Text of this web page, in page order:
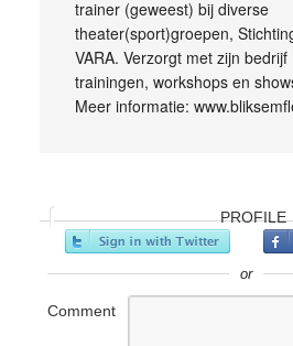
trainer (geweest) bij diverse
theater(sport)groepen,
VARA. Verzorgt met zijn bedrijf
trainingen, workshops en
Meer informatie:
PROFILE
or
Comment